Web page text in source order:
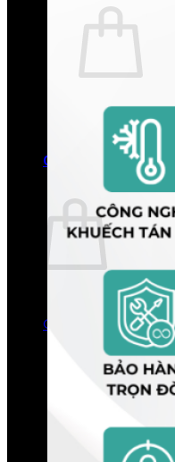
Quay trở lại cửa
0
Giỏ hàng
Chưa có
Quay trở lại cửa